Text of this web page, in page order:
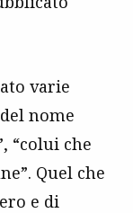
varie
nome
“colui che
Quel che
e di